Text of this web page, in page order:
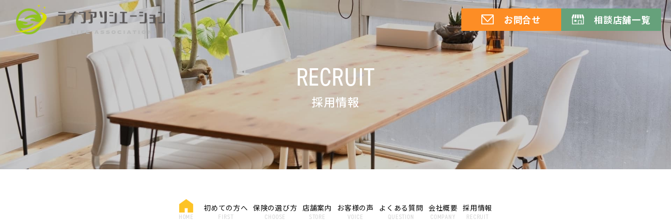
HOME
初めての方へ
FIRST
保険の選び方
CHOOSE
店舗案内
STORE
お客様の声
VOICE
よくある質問
QUESTION
会社概要
COMPANY
採用情報
RECRUIT
RECRUIT
採用情報
お問合せ 相談店舗一覧